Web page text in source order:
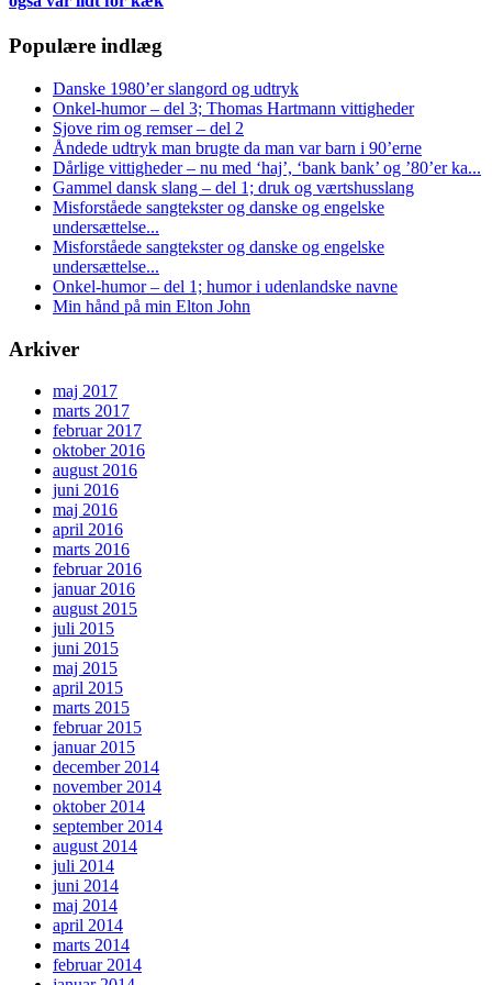
Populære indlæg
Danske 1980’er slangord og udtryk
Onkel-humor – del 3; Thomas Hartmann vittigheder
Sjove rim og remser – del 2
Åndede udtryk man brugte da man var barn i 90’erne
Dårlige vittigheder – nu med ‘haj’, ‘bank bank’ og ’80’er ka...
Gammel dansk slang – del 1; druk og værtshusslang
Misforståede sangtekster og danske og engelske
undersættelse...
Misforståede sangtekster og danske og engelske
undersættelse...
Onkel-humor – del 1; humor i udenlandske navne
Min hånd på min Elton John
Arkiver
maj 2017
marts 2017
februar 2017
oktober 2016
august 2016
juni 2016
maj 2016
april 2016
marts 2016
februar 2016
januar 2016
august 2015
juli 2015
juni 2015
maj 2015
april 2015
marts 2015
februar 2015
januar 2015
december 2014
november 2014
oktober 2014
september 2014
august 2014
juli 2014
juni 2014
maj 2014
april 2014
marts 2014
februar 2014